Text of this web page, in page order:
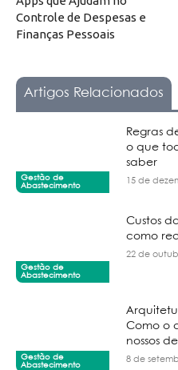
Controle de Despesas e
Finanças Pessoais
Artigos Relacionados
Gestão de
Abastecimento
Regras
o que
saber
15 de
Gestão de
Abastecimento
Custos
como
22 de
Gestão de
Abastecimento
Como o
nossos
8 de